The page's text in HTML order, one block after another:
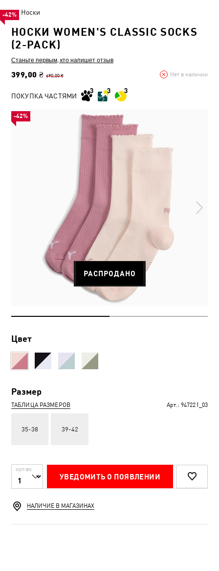
Носки
НОСКИ WOMEN'S CLASSIC SOCKS
(2-PACK)
Станьте первым, кто напишет отзыв
399,00 ₴ 690,00 ₴ Нет в наличии
-42%
ПОКУПКА ЧАСТЯМИ
РАСПРОДАНО
Цвет
Размер
ТАБЛИЦА РАЗМЕРОВ Арт.: 947221_03
35-38 39-42
КОЛ-ВО
УВЕДОМИТЬ О ПОЯВЛЕНИИ
-42%
НАЛИЧИЕ В МАГАЗИНАХ